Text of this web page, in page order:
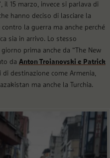
il 15 marzo, invece si parlava di
hanno deciso di lasciare la
la guerra ma anche perché
sia in arrivo. Lo stesso
prima anche da “The New
da Anton Troianovski e Patrick
destinazione come Armenia,
ma anche la Turchia.